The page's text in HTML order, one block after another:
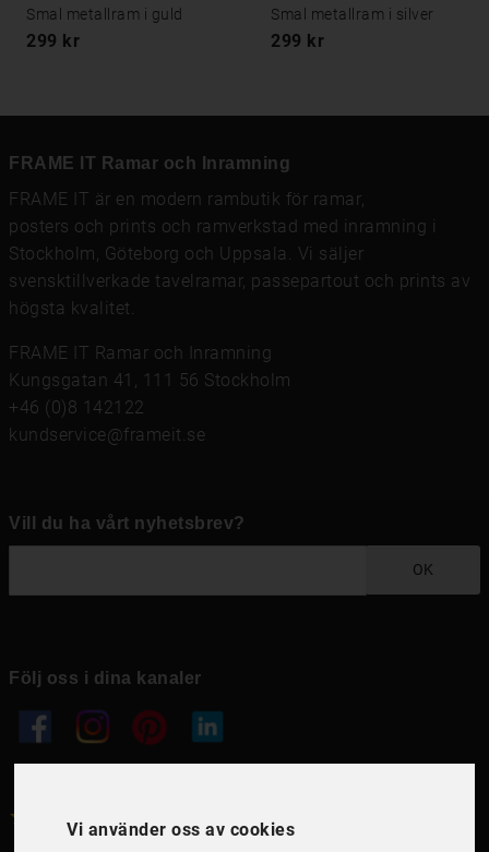
Vi använder oss av cookies
Smal metallram i guld
299 kr
Smal metallram i silver
299 kr
FRAME IT Ramar och Inramning
FRAME IT är en modern rambutik för ramar
posters och prints och ramverkstad med inramning i
Stockholm, Göteborg och Uppsala. Vi säljer
svensktillverkade tavelramar, passepartout och prints av
högsta kvalitet.
FRAME IT Ramar och Inramning
Kungsgatan 41, 111 56 Stockholm
+46 (0)8 142122
kundservice@frameit.se
Vill du ha vårt nyhetsbrev?
OK
Följ oss i dina kanaler
4.6 / Recensioner